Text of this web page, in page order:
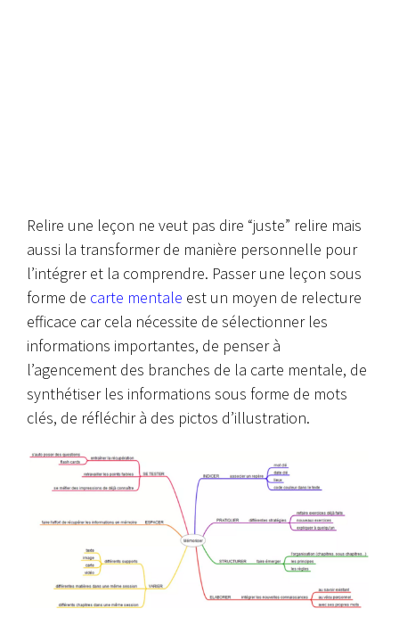
Relire une leçon ne veut pas dire “juste” relire mais
aussi la transformer de manière personnelle pour
l’intégrer et la comprendre. Passer une leçon sous
forme de carte mentale est un moyen de relecture
efficace car cela nécessite de sélectionner les
informations importantes, de penser à
l’agencement des branches de la carte mentale, de
synthétiser les informations sous forme de mots
clés, de réfléchir à des pictos d’illustration.